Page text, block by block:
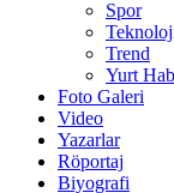
Spor
Trend
Yurt
Foto Galeri
Video
Yazarlar
Röportaj
Biyografi